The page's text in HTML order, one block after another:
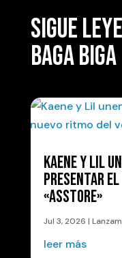
SIGUE
BAGA BIGA
KAENE Y LIL
PRESENTAR
«ASSTORE»
Jul 3, 2026 |
leer más